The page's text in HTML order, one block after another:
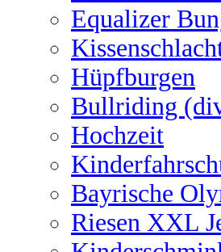
Equalizer
Hüpfburgen
Bullriding
Hochzeit
Bayrische
Riesen XXL